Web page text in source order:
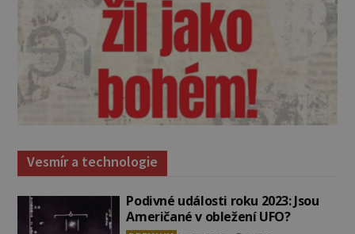
Vesmír a technologie
Podivné události roku 2023: Jsou
Američané v obležení UFO?